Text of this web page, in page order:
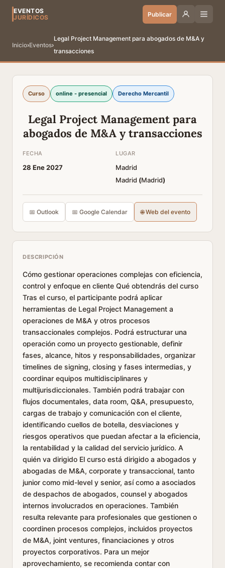
EVENTOS
JURÍDICOS
Publicar
Inicio›Eventos›
Legal Project Management para abogados de M&A y
transacciones
Curso online - presencial Derecho Mercantil
Legal Project Management para
abogados de M&A y transacciones
FECHA
28 Ene 2027
LUGAR
Madrid
Madrid (Madrid)
📅 Outlook 📅 Google Calendar 🌐 Web del evento
DESCRIPCIÓN
Cómo gestionar operaciones complejas con eficiencia,
control y enfoque en cliente Qué obtendrás del curso
Tras el curso, el participante podrá aplicar
herramientas de Legal Project Management a
operaciones de M&A y otros procesos
transaccionales complejos. Podrá estructurar una
operación como un proyecto gestionable, definir
fases, alcance, hitos y responsabilidades, organizar
timelines de signing, closing y fases intermedias, y
coordinar equipos multidisciplinares y
multijurisdiccionales. También podrá trabajar con
flujos documentales, data room, Q&A, presupuesto,
cargas de trabajo y comunicación con el cliente,
identificando cuellos de botella, desviaciones y
riesgos operativos que puedan afectar a la eficiencia,
la rentabilidad y la calidad del servicio jurídico. A
quién va dirigido El curso está dirigido a abogados y
abogadas de M&A, corporate y transaccional, tanto
junior como mid-level y senior, así como a asociados
de despachos de abogados, counsel y abogados
internos involucrados en operaciones. También
resulta relevante para profesionales que gestionen o
coordinen procesos complejos, incluidos proyectos
de M&A, joint ventures, financiaciones y otros
proyectos corporativos. Para un mejor
aprovechamiento, se recomienda contar con